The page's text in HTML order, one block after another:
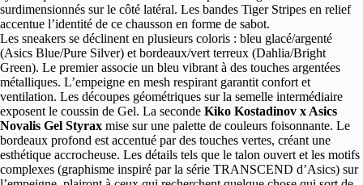
surdimensionnés sur le côté latéral. Les bandes Tiger Stripes en relief
accentue l’identité de ce chausson en forme de sabot.
Les sneakers se déclinent en plusieurs coloris : bleu glacé/argenté
(Asics Blue/Pure Silver) et bordeaux/vert terreux (Dahlia/Bright
Green). Le premier associe un bleu vibrant à des touches argentées
métalliques. L’empeigne en mesh respirant garantit confort et
ventilation. Les découpes géométriques sur la semelle intermédiaire
exposent le coussin de Gel. La seconde Kiko Kostadinov x Asics
Novalis Gel Styrax mise sur une palette de couleurs foisonnante. Le
bordeaux profond est accentué par des touches vertes, créant une
esthétique accrocheuse. Les détails tels que le talon ouvert et les motifs
complexes (graphisme inspiré par la série TRANSCEND d’Asics) sur